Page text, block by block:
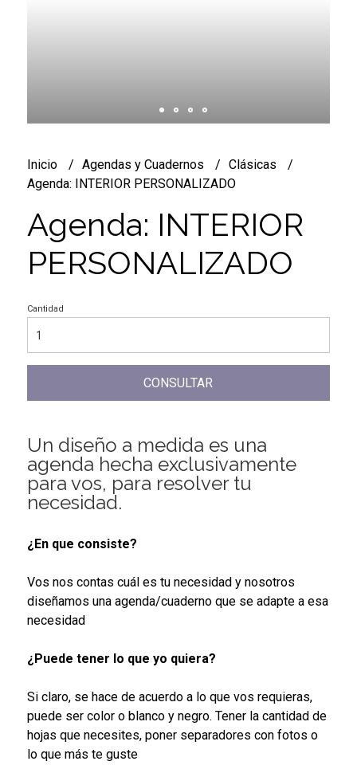
Inicio Agendas y Cuadernos
Clásicas
Agenda: INTERIOR PERSONALIZADO
Agenda: INTERIOR
PERSONALIZADO
Cantidad
CONSULTAR
Un diseño a medida es una
agenda hecha exclusivamente
para vos, para resolver tu
necesidad.
¿En que consiste?
Vos nos contas cuál es tu necesidad y nosotros
diseñamos una agenda/cuaderno que se adapte a esa
necesidad
¿Puede tener lo que yo quiera?
Si claro, se hace de acuerdo a lo que vos requieras,
puede ser color o blanco y negro. Tener la cantidad de
hojas que necesites, poner separadores con fotos o
lo que más te guste